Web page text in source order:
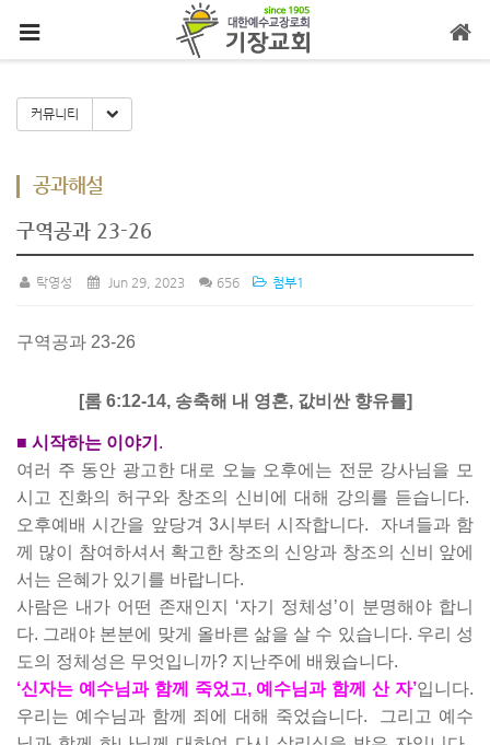
커뮤니티 Toggle Dropdown
공과해설
구역공과 23-26
탁영성 Jun 29, 2023 656 첨부1
구역공과 23-26
[롬 6:12-14, 송축해 내 영혼, 값비싼 향유를]
■ 시작하는 이야기 .
여러 주 동안 광고한 대로 오늘 오후에는 전문 강사님을 모
시고 진화의 허구와 창조의 신비에 대해 강의를 듣습니다.
오후예배 시간을 앞당겨 3시부터 시작합니다.
자녀들과 함
께 많이 참여하셔서 확고한 창조의 신앙과 창조의 신비 앞에
서는 은혜가 있기를 바랍니다.
사람은 내가 어떤 존재인지 ‘자기 정체성’이 분명해야 합니
다. 그래야 본분에 맞게 올바른 삶을 살 수 있습니다. 우리 성
도의 정체성은 무엇입니까? 지난주에 배웠습니다.
‘신자는 예수님과 함께 죽었고, 예수님과 함께 산 자’입니다.
우리는 예수님과 함께 죄에 대해 죽었습니다.
그리고 예수